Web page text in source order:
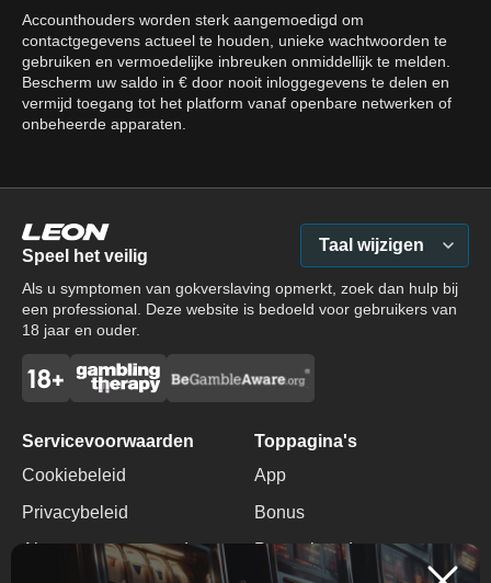
Accounthouders worden sterk aangemoedigd om
contactgegevens actueel te houden, unieke wachtwoorden te
gebruiken en vermoedelijke inbreuken onmiddellijk te melden.
Bescherm uw saldo in € door nooit inloggegevens te delen en
vermijd toegang tot het platform vanaf openbare netwerken of
onbeheerde apparaten.
Speel het veilig
Als u symptomen van gokverslaving opmerkt, zoek dan hulp bij
een professional. Deze website is bedoeld voor gebruikers van
18 jaar en ouder.
Taal wijzigen
Servicevoorwaarden
Cookiebeleid
Privacybeleid
Algemene voorwaarden
Toppagina's
App
Bonus
Promotiecode